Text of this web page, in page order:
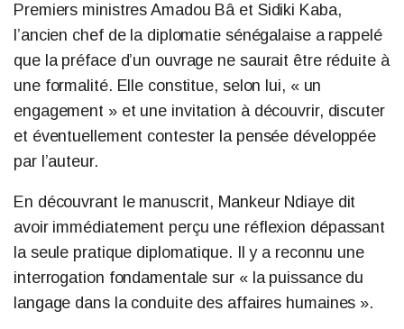
Premiers ministres Amadou Bâ et Sidiki Kaba,
l’ancien chef de la diplomatie sénégalaise a rappelé
que la préface d’un ouvrage ne saurait être réduite à
une formalité. Elle constitue, selon lui, « un
engagement » et une invitation à découvrir, discuter
et éventuellement contester la pensée développée
par l’auteur.
En découvrant le manuscrit, Mankeur Ndiaye dit
avoir immédiatement perçu une réflexion dépassant
la seule pratique diplomatique. Il y a reconnu une
interrogation fondamentale sur « la puissance du
langage dans la conduite des affaires humaines ».